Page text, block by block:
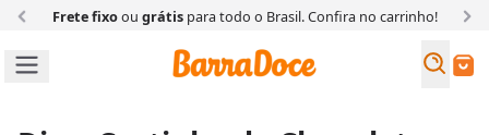
Frete fixoou grátispara todo o Brasil. Confira no carrinho!
Buscar